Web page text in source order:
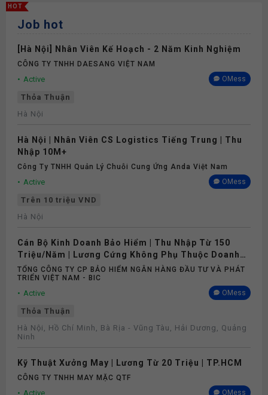
Thưởng
Phụ cấp
Bảo hiểm
HOT
Job hot
[Hà Nội] Nhân Viên Kế Hoạch - 2 Năm Kinh Nghiệm
CÔNG TY TNHH DAESANG VIỆT NAM
Active OMess
Thỏa Thuận
Hà Nội
Hà Nội | Nhân Viên CS Logistics Tiếng Trung | Thu
Nhập 10M+
Công Ty TNHH Quản Lý Chuỗi Cung Ứng Anda Việt Nam
Active OMess
Trên 10 triệu VND
Hà Nội
Cán Bộ Kinh Doanh Bảo Hiểm | Thu Nhập Từ 150
Triệu/Năm | Lương Cứng Không Phụ Thuộc Doanh
Số
TỔNG CÔNG TY CP BẢO HIỂM NGÂN HÀNG ĐẦU TƯ VÀ PHÁT
TRIỂN VIỆT NAM - BIC
Active OMess
Thỏa Thuận
Hà Nội, Hồ Chí Minh, Bà Rịa - Vũng Tàu, Hải Dương, Quảng
Ninh
Kỹ Thuật Xưởng May | Lương Từ 20 Triệu | TP.HCM
CÔNG TY TNHH MAY MẶC QTF
Active OMess